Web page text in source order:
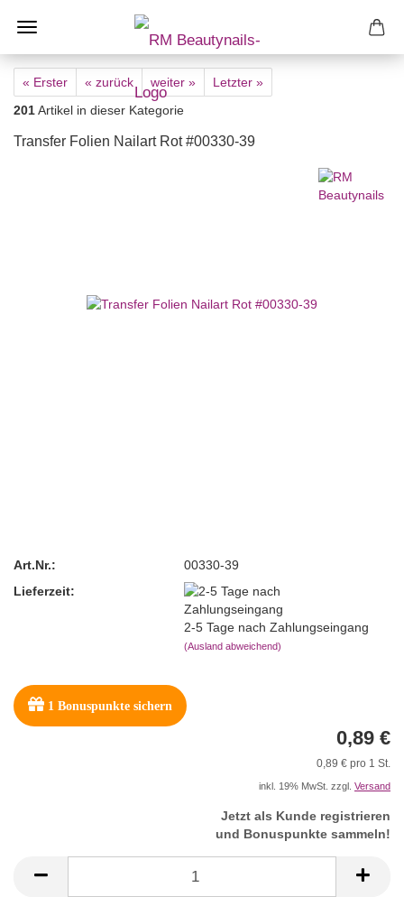
« Erster « zurück weiter »
Letzter »
201Artikel in dieser Kategorie
Transfer Folien Nailart Rot #00330-39
Art.Nr.:
00330-39
Lieferzeit:
2-5 Tage nach Zahlungseingang
(Ausland abweichend)
1 Bonuspunkte sichern
0,89 €
0,89 € pro 1 St.
inkl. 19% MwSt. zzgl. Versand
Jetzt als Kunde registrieren
und Bonuspunkte sammeln!